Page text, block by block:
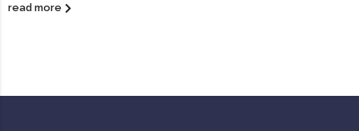
read more